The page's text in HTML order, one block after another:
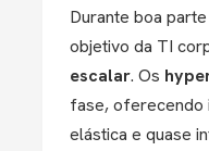
Durante boa
objetivo da TI
escalar. Os
fase, oferecendo
elástica e quase